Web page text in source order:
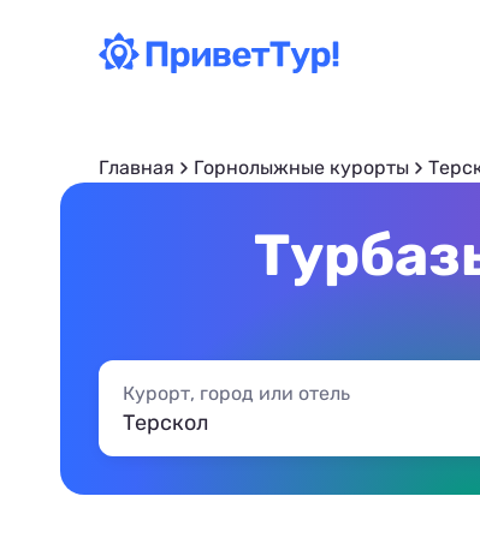
Главная Горнолыжные курорты
Курорт, город или отель